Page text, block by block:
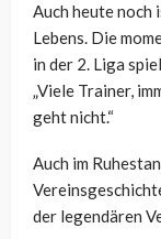
Auch heute noch
Lebens. Die
in der 2. Liga
„Viele Trainer,
geht nicht.“
Auch im
der legendären